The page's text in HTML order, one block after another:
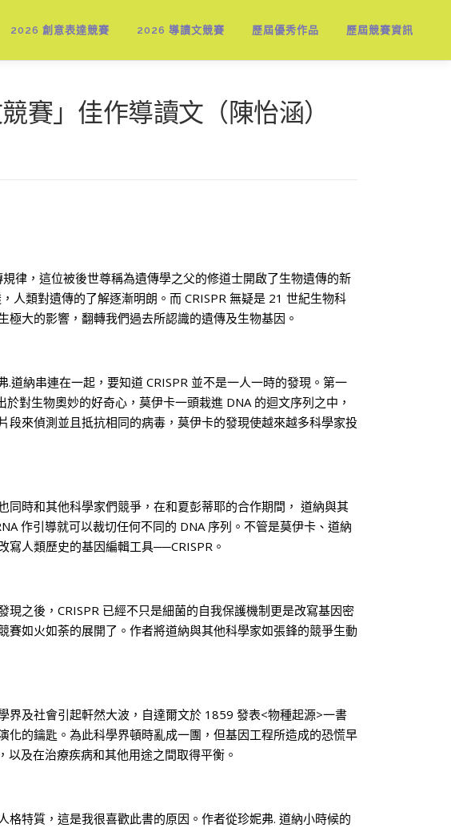
2026 創意表達競賽 2026 導讀文競賽 歷屆優秀作品 歷屆競賽資訊
賽」佳作導讀文（陳怡涵）
律，這位被後世尊稱為遺傳學之父的修道士開啟了生物遺傳的新
人類對遺傳的了解逐漸明朗。而 CRISPR 無疑是 21 世紀生物科
大的影響，翻轉我們過去所認識的遺傳及生物基因。
道納串連在一起，要知道 CRISPR 並不是一人一時的發現。第一
對生物奧妙的好奇心，莫伊卡一頭栽進 DNA 的迴文序列之中，
段來偵測並且抵抗相同的病毒，莫伊卡的發現使越來越多科學家投
同時和其他科學家們競爭，在和夏彭蒂耶的合作期間， 道納與其
作引導就可以裁切任何不同的 DNA 序列。不管是莫伊卡、道納
寫人類歷史的基因編輯工具──CRISPR。
之後，CRISPR 已經不只是細菌的自我保護機制更是改寫基因密
如火如荼的展開了。作者將道納與其他科學家如張鋒的競爭生動
界及社會引起軒然大波，自達爾文於 1859 發表<物種起源>一書
化的鑰匙。為此科學界頓時亂成一團，但基因工程所造成的恐慌早
及在治療疾病和其他用途之間取得平衡。
特質，這是我很喜歡此書的原因。作者從珍妮弗. 道納小時候的